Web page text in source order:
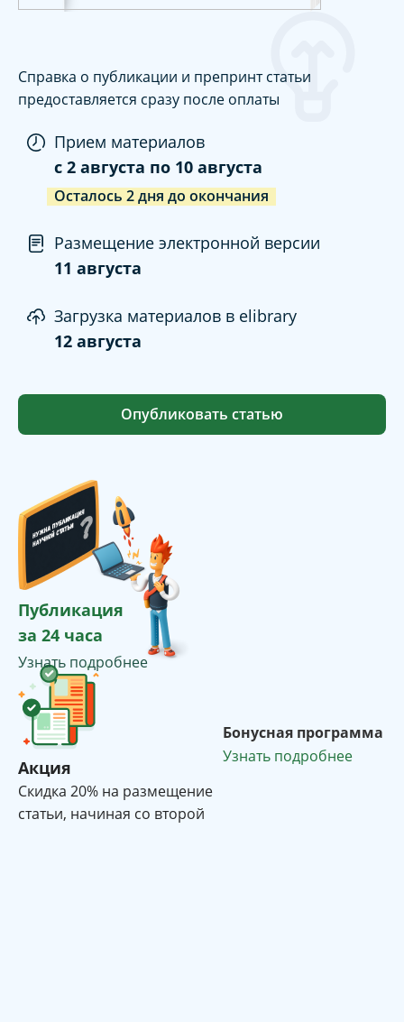
Справка о публикации и препринт статьи
предоставляется сразу после оплаты
Прием материалов
c 2 августа по 10 августа
Осталось 2дня до окончания
Размещение электронной версии
11 августа
Загрузка материалов в elibrary
12 августа
Опубликовать статью
Публикация
за 24 часа
Узнать подробнее
Акция
Cкидка 20% на размещение
статьи, начиная со второй
Бонусная программа
Узнать подробнее